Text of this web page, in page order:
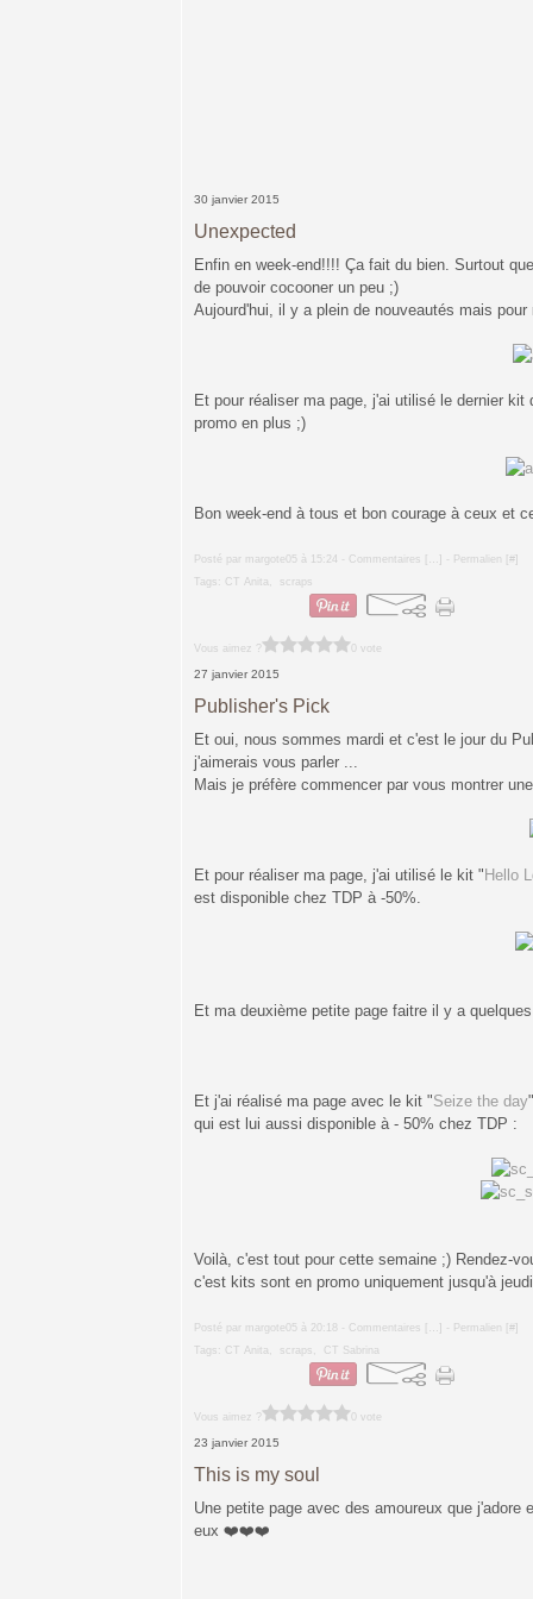
30 janvier 2015
Unexpected
Enfin en week-end!!!! Ça fait du bien. Surtout
de pouvoir cocooner un peu ;)
Aujourd'hui, il y a plein de nouveautés mais
Et pour réaliser ma page, j'ai utilisé le dernier kit
promo en plus ;)
Bon week-end à tous et bon courage à ceux et
Posté par margote05 à 15:24 - Commentaires [ … - Permalien [ #
Tags: CT Anita, scraps
Vous aimez ? 0 vote
27 janvier 2015
Publisher's Pick
Et oui, nous sommes mardi et c'est le jour du
j'aimerais vous parler ...
Mais je préfère commencer par vous montrer
Et pour réaliser ma page, j'ai utilisé le kit " Hello
est disponible chez TDP à -50%.
Et ma deuxième petite page faitre il y a
Et j'ai réalisé ma page avec le kit "Seize the day
qui est lui aussi disponible à - 50% chez TDP :
Voilà, c'est tout pour cette semaine ;) Rendez-
c'est kits sont en promo uniquement jusqu'à
Posté par margote05 à 20:18 - Commentaires [ … - Permalien [ #
Tags: CT Anita, scraps , CT Sabrina
Vous aimez ? 0 vote
23 janvier 2015
This is my soul
Une petite page avec des amoureux que
eux ❤️❤️❤️